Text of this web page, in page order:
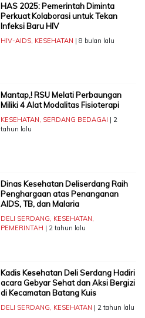
HAS 2025: Pemerintah Diminta
Perkuat Kolaborasi untuk Tekan
Infeksi Baru HIV
HIV-AIDS, KESEHATAN | 8 bulan lalu
Mantap,! RSU Melati Perbaungan
Miliki 4 Alat Modalitas Fisioterapi
KESEHATAN SERDANG BEDAGAI | 2
tahun lalu
Dinas Kesehatan Deliserdang Raih
Penghargaan atas Penanganan
AIDS, TB, dan Malaria
DELI SERDANG KESEHATAN
PEMERINTAH | 2 tahun lalu
Kadis Kesehatan Deli Serdang Hadiri
acara Gebyar Sehat dan Aksi Bergizi
di Kecamatan Batang Kuis
DELI SERDANG KESEHATAN | 2 tahun lalu